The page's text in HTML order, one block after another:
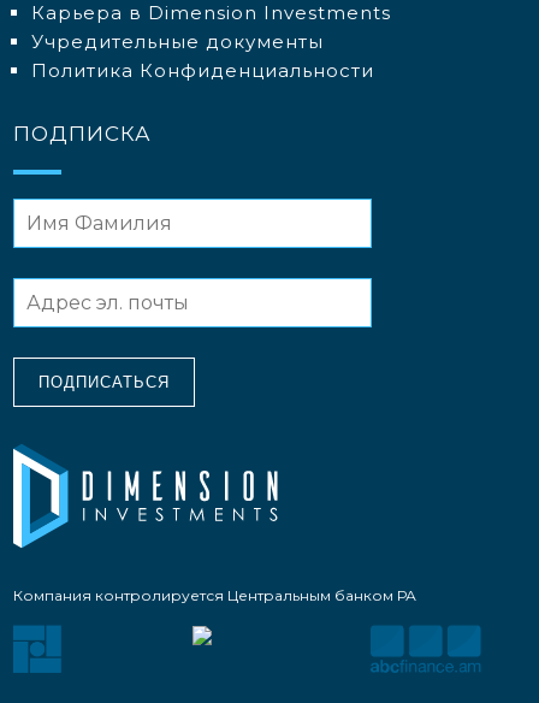
Карьера в Dimension Investments
Учредительные документы
Политика Конфиденциальности
ПОДПИСКА
ПОДПИСАТЬСЯ
Компания контролируется Центральным банком РА